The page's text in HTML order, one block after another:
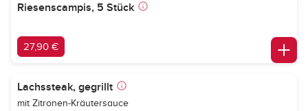
Riesenscampis, 5 Stück
27,90 €
Lachssteak, gegrillt
mit Zitronen-Kräutersauce